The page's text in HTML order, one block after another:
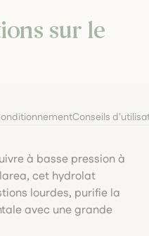
sur le
Conseils
à basse pression à
cet hydrolat
lourdes, purifie la
avec une grande